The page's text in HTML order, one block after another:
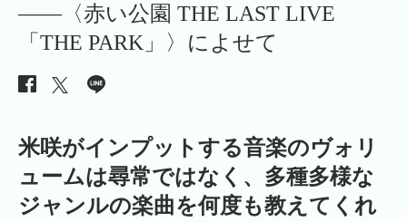
――〈赤い公園 THE LAST LIVE
「THE PARK」〉によせて
米咲がインプットする音楽のヴォリ
ュームは尋常ではなく、多種多様な
ジャンルの楽曲を何度も教えてくれ